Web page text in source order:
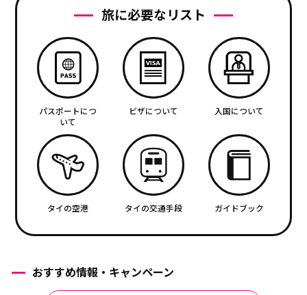
旅に必要なリスト
パスポートにつ
いて
ビザについて 入国について
タイの空港 タイの交通手段 ガイドブック
おすすめ情報・キャンペーン